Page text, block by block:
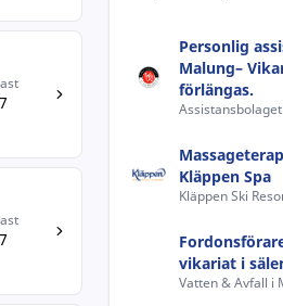
Personlig
Malung–
förlängas.
Kläppen Spa
Kläppen Ski
vikariat i
Vatten & Avfall i